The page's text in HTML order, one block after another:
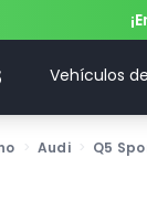
Vehículos
Audi Q5